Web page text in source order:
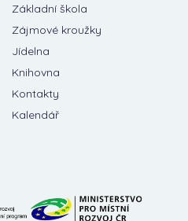
Základní škola
Zájmové kroužky
Jídelna
Knihovna
Kontakty
Kalendář